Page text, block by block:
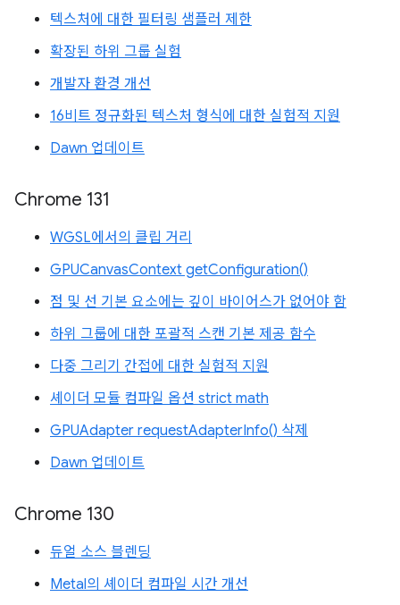
텍스처에 대한 필터링 샘플러 제한
확장된 하위 그룹 실험
개발자 환경 개선
16비트 정규화된 텍스처 형식에 대한 실험적 지원
Dawn 업데이트
Chrome 131
WGSL에서의 클립 거리
GPUCanvasContext getConfiguration()
점 및 선 기본 요소에는 깊이 바이어스가 없어야 함
하위 그룹에 대한 포괄적 스캔 기본 제공 함수
다중 그리기 간접에 대한 실험적 지원
셰이더 모듈 컴파일 옵션 strict math
GPUAdapter requestAdapterInfo() 삭제
Dawn 업데이트
Chrome 130
듀얼 소스 블렌딩
Metal의 셰이더 컴파일 시간 개선